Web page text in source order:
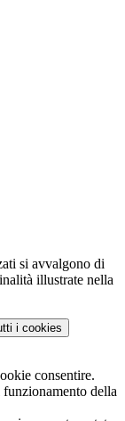
si avvalgono di
illustrate nella
i cookies
consentire.
della